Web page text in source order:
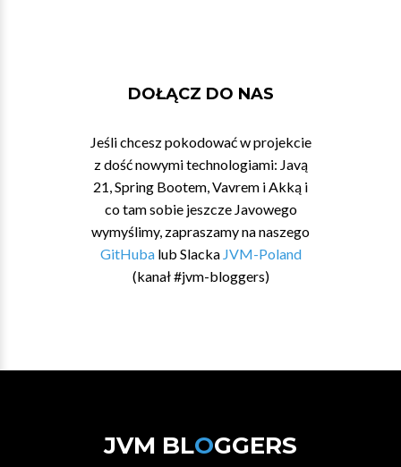
DOŁĄCZ DO NAS
Jeśli chcesz pokodować w projekcie
z dość nowymi technologiami: Javą
21, Spring Bootem, Vavrem i Akką i
co tam sobie jeszcze Javowego
wymyślimy, zapraszamy na naszego
GitHubalub Slacka JVM-Poland
(kanał #jvm-bloggers)
JVM BLOGGERS